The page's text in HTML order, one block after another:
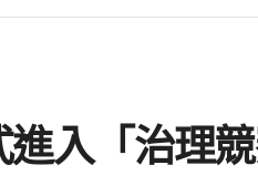
入「治理競